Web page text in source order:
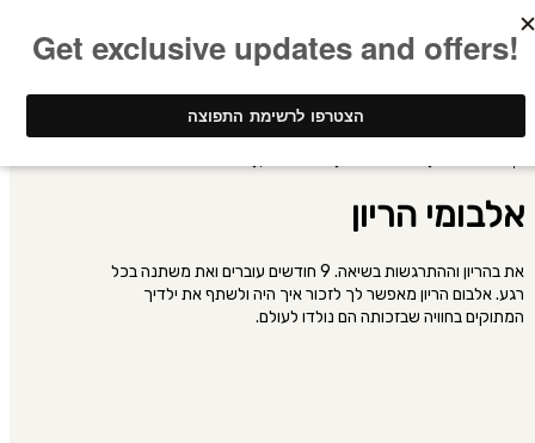
אלבומי הריון
את בהריון וההתרגשות בשיאה. 9 חודשים עוברים ואת משתנה בכל
רגע. אלבום הריון מאפשר לך לזכור איך היה ולשתף את ילדיך
המתוקים בחוויה שבזכותה הם נולדו לעולם.